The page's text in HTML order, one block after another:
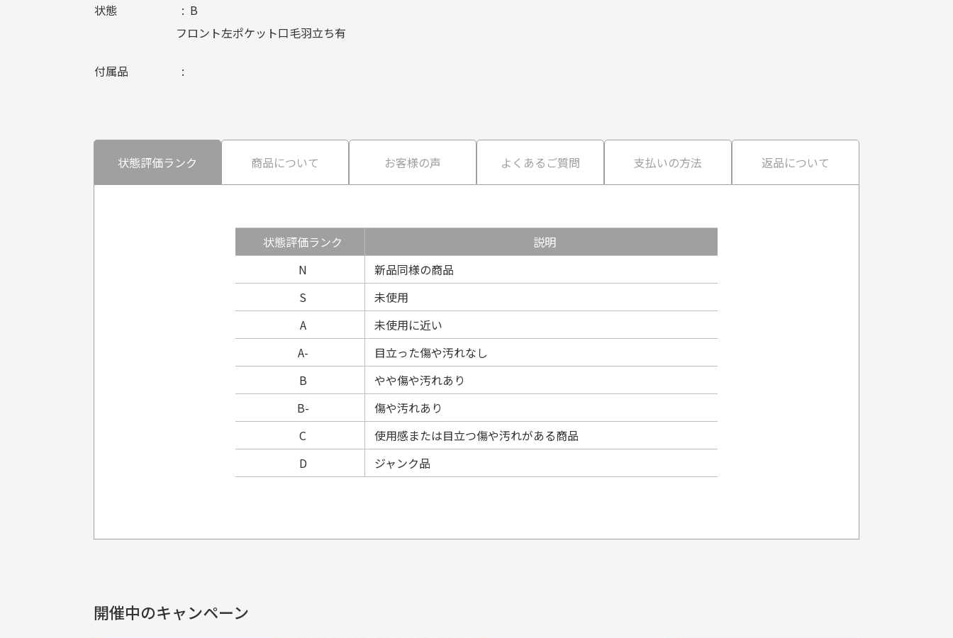
状態
B
フロント左ポケット口毛羽立ち有
付属品
状態評価ランク 商品について お客様の声 よくあるご質問 支払いの方法 返品について
状態評価ランク
説明
N
新品同様の商品
S
未使用
A
未使用に近い
A-
目立った傷や汚れなし
B
やや傷や汚れあり
B-
傷や汚れあり
C
使用感または目立つ傷や汚れがある商品
D
ジャンク品
がございます。
30代男性
尚、お振込み手数料はお客様ご負担となります。入金確認後商品発送となります。
商品説明に記載されていない汚れやダメージがある商品の場合
開催中のキャンペーン